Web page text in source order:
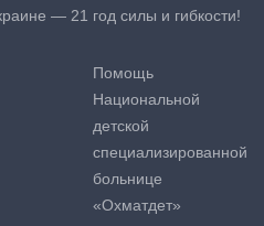
— 21 год силы и гибкости!
Помощь
Национальной
детской
специализированной
больнице
«Охматдет»